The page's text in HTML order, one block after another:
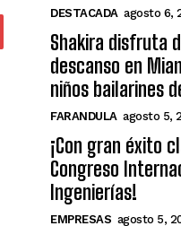
DESTACADA agosto 6,
Shakira disfruta
descanso en
niños bailarines
FARANDULA agosto 5,
¡Con gran éxito
Congreso
Ingenierías!
EMPRESAS agosto 5,